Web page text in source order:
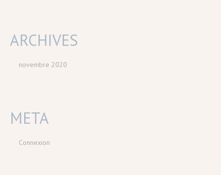
ARCHIVES
novembre 2020
META
Connexion